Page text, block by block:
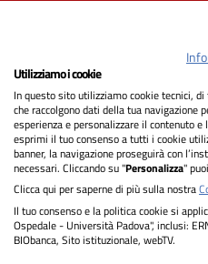
Pec:
SEGUICI SU
Privacy
Dichiarazione di Accessibilità
Utilizziamo i cookie
In questo sito utilizziamo cookie tecnici,
che raccolgono dati della tua navigazione
esperienza e personalizzare il contenuto e
esprimi il tuo consenso a tutti i cookie
banner, la navigazione proseguirà con
necessari. Cliccando su "Personalizza"
Clicca qui per saperne di più sulla nostra
Il tuo consenso e la politica cookie si
Ospedale - Università Padova", inclusi:
BIObanca, Sito istituzionale, webTV.